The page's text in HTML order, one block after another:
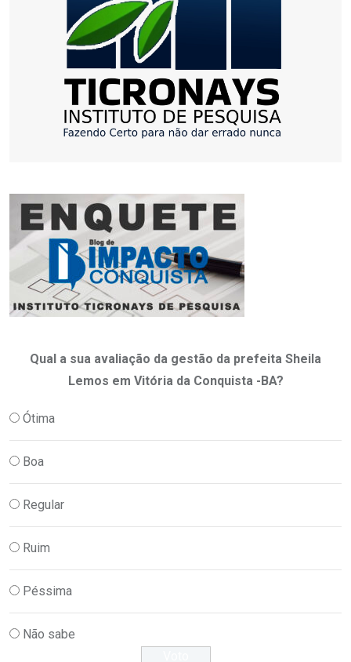
Qual a sua avaliação da gestão da prefeita Sheila
Lemos em Vitória da Conquista -BA?
Ótima
Boa
Regular
Ruim
Péssima
Não sabe